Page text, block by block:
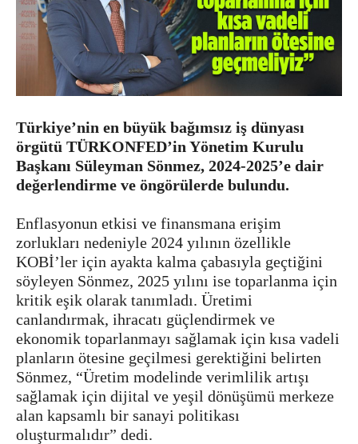
Türkiye’nin en büyük bağımsız iş dünyası
örgütü TÜRKONFED’in Yönetim Kurulu
Başkanı Süleyman Sönmez, 2024-2025’e dair
değerlendirme ve öngörülerde bulundu.
Enflasyonun etkisi ve finansmana erişim
zorlukları nedeniyle 2024 yılının özellikle
KOBİ’ler için ayakta kalma çabasıyla geçtiğini
söyleyen Sönmez, 2025 yılını ise toparlanma için
kritik eşik olarak tanımladı. Üretimi
canlandırmak, ihracatı güçlendirmek ve
ekonomik toparlanmayı sağlamak için kısa vadeli
planların ötesine geçilmesi gerektiğini belirten
Sönmez, “Üretim modelinde verimlilik artışı
sağlamak için dijital ve yeşil dönüşümü merkeze
alan kapsamlı bir sanayi politikası
oluşturmalıdır” dedi.